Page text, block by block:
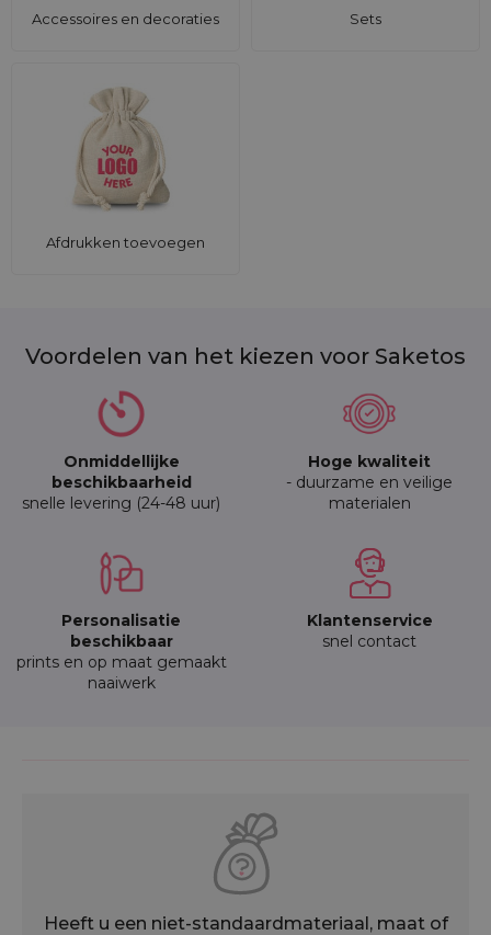
Accessoires en decoraties Sets
Afdrukken toevoegen
Voordelen van het kiezen voor Saketos
Onmiddellijke
beschikbaarheid
snelle levering (24-48 uur)
Hoge kwaliteit
- duurzame en veilige
materialen
Personalisatie
beschikbaar
prints en op maat gemaakt
naaiwerk
Klantenservice
snel contact
Heeft u een niet-standaardmateriaal, maat of